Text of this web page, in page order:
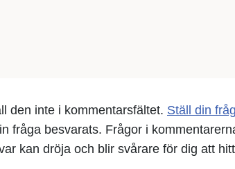
den inte i kommentarsfältet. Ställ din
fråga besvarats. Frågor i
kan dröja och blir svårare för dig att